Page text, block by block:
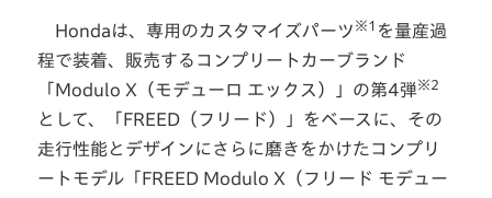
Hondaは、専用のカスタマイズパーツ ※1 を量産過
程で装着、販売するコンプリートカーブランド
「Modulo X（モデューロ エックス）」の第4弾※2
として、「FREED（フリード）」をベースに、その
走行性能とデザインにさらに磨きをかけたコンプリ
ートモデル「FREED Modulo X（フリード モデュー